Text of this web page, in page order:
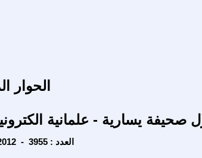
الحوار
صحيفة يسارية - علمانية
Friday - 12/28/2012 - العدد : 3955